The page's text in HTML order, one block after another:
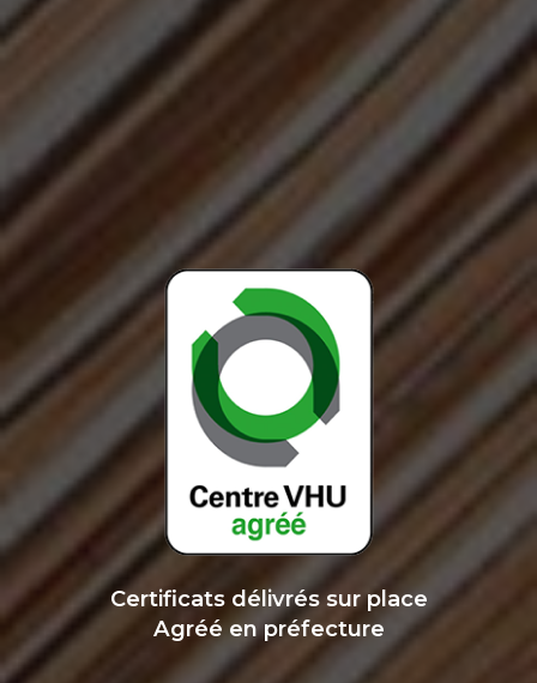
Certificats délivrés sur place
Agréé en préfecture